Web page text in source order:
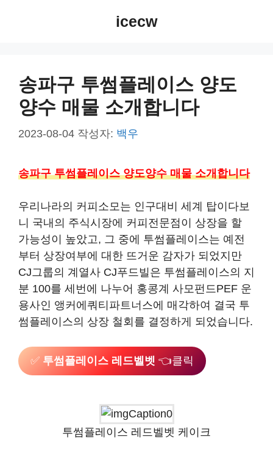
icecw
송파구 투썸플레이스 양도
양수 매물 소개합니다
2023-08-04 작성자: 백우
송파구 투썸플레이스 양도양수 매물 소개합니다
우리나라의 커피소모는 인구대비 세계 탑이다보
니 국내의 주식시장에 커피전문점이 상장을 할
가능성이 높았고, 그 중에 투썸플레이스는 예전
부터 상장여부에 대한 뜨거운 감자가 되었지만
CJ그룹의 계열사 CJ푸드빌은 투썸플레이스의 지
분 100를 세번에 나누어 홍콩계 사모펀드PEF 운
용사인 앵커에쿼티파트너스에 매각하여 결국 투
썸플레이스의 상장 철회를 결정하게 되었습니다.
✅ 투썸플레이스 레드벨벳 👈클릭
투썸플레이스 레드벨벳 케이크